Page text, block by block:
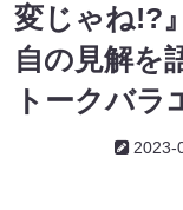
変じゃね!?
自の見解を
トークバラ
2023-